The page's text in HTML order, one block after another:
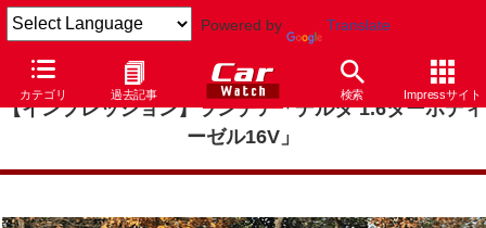
Powered by Translate
カテゴリ 過去記事 検索 Impressサイト
【インプレッション】ランチア「デルタ 1.6ターボディ
ーゼル16V」